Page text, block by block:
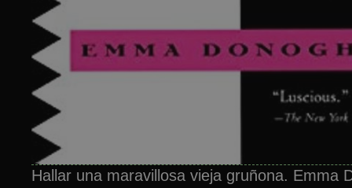
Hallar una maravillosa vieja gruñona. Emma